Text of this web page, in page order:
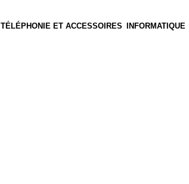
TÉLÉPHONIE ET ACCESSOIRES INFORMATIQUE